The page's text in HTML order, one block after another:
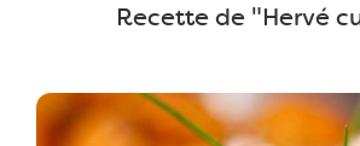
Recette de "Hervé